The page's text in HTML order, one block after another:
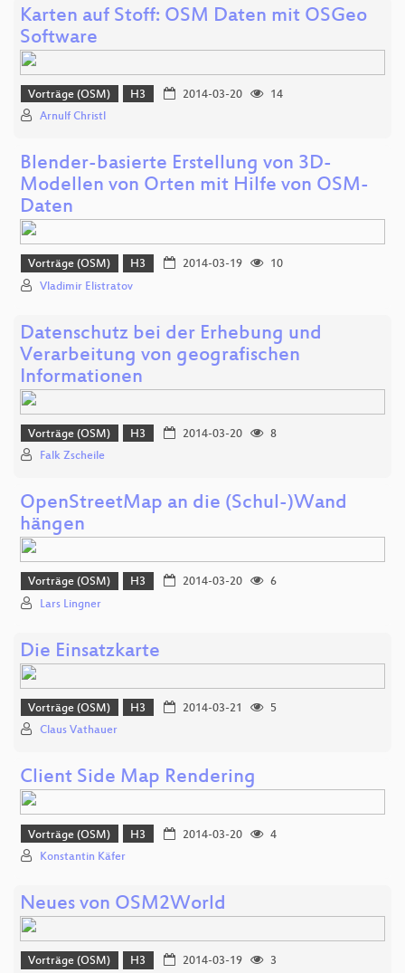
Karten auf Stoff: OSM Daten mit OSGeo
Software
Vorträge (OSM) H3 2014-03-20
14
Arnulf Christl
Blender-basierte Erstellung von 3D-
Modellen von Orten mit Hilfe von OSM-
Daten
Vorträge (OSM) H3 2014-03-19
10
Vladimir Elistratov
Datenschutz bei der Erhebung und
Verarbeitung von geografischen
Informationen
Vorträge (OSM) H3 2014-03-20
8
Falk Zscheile
OpenStreetMap an die (Schul-)Wand
hängen
Vorträge (OSM) H3 2014-03-20
6
Lars Lingner
Die Einsatzkarte
Vorträge (OSM) H3 2014-03-21
5
Claus Vathauer
Client Side Map Rendering
Vorträge (OSM) H3 2014-03-20
4
Konstantin Käfer
Neues von OSM2World
Vorträge (OSM) H3 2014-03-19
3